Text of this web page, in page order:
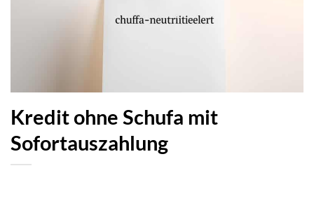
Kredit ohne Schufa mit
Sofortauszahlung